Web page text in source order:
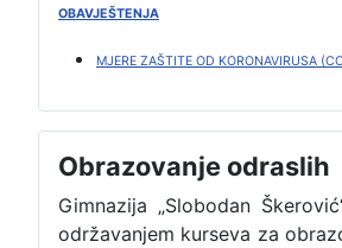
OBAVJEŠTENJA
MJERE ZAŠTITE OD KORONAVIRUSA
Obrazovanje odraslih
Gimnazija „Slobodan
održavanjem kurseva za